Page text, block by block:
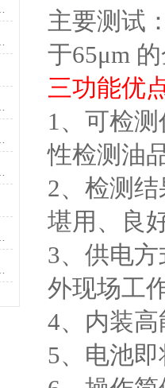
主要测试
于65μm
三功能优
1、 可检
性检测油
2、 检测
堪用、良
3、 供电
外现场工
4、 内装
5、 电池